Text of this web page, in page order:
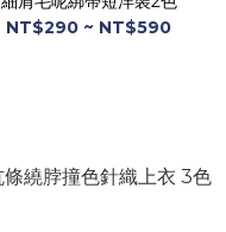
NT$290 ~ NT$590